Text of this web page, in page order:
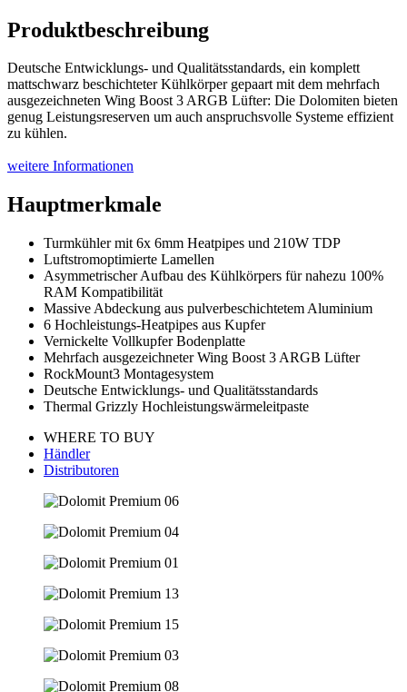
Produktbeschreibung
Deutsche Entwicklungs- und Qualitätsstandards, ein komplett
mattschwarz beschichteter Kühlkörper gepaart mit dem mehrfach
ausgezeichneten Wing Boost 3 ARGB Lüfter: Die Dolomiten bieten
genug Leistungsreserven um auch anspruchsvolle Systeme effizient
zu kühlen.
weitere Informationen
Hauptmerkmale
Turmkühler mit 6x 6mm Heatpipes und 210W TDP
Luftstromoptimierte Lamellen
Asymmetrischer Aufbau des Kühlkörpers für nahezu 100%
RAM Kompatibilität
Massive Abdeckung aus pulverbeschichtetem Aluminium
6 Hochleistungs-Heatpipes aus Kupfer
Vernickelte Vollkupfer Bodenplatte
Mehrfach ausgezeichneter Wing Boost 3 ARGB Lüfter
RockMount3 Montagesystem
Deutsche Entwicklungs- und Qualitätsstandards
Thermal Grizzly Hochleistungswärmeleitpaste
WHERE TO BUY
Händler
Distributoren